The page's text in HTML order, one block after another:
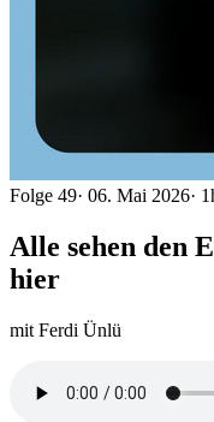
Folge 49· 06. Mai 2026·
Alle sehen den
hier
mit Ferdi Ünlü